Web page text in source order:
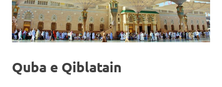
Quba e Qiblatain